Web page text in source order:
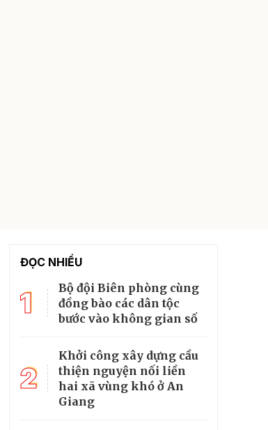
ĐỌC NHIỀU
1
Bộ đội Biên phòng cùng
đồng bào các dân tộc
bước vào không gian số
2
Khởi công xây dựng cầu
thiện nguyện nối liền
hai xã vùng khó ở An
Giang